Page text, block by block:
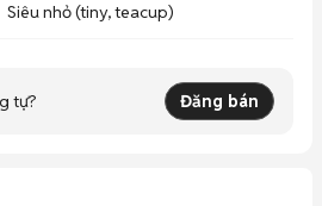
Siêu nhỏ (tiny, teacup)
tự? Đăng bán